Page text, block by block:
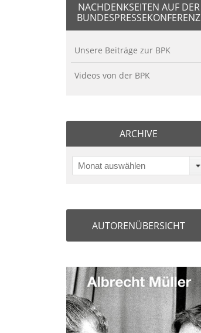
NACHDENKSEITEN AUF DER
BUNDESPRESSEKONFERENZ
Unsere Beiträge zur BPK
Videos von der BPK
ARCHIVE
Monat auswählen
AUTORENÜBERSICHT